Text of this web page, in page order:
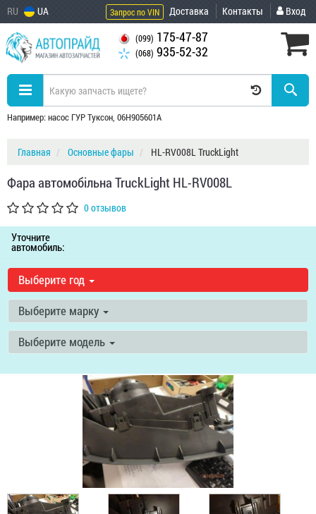
RU UA Запрос по VIN Доставка Контакты Вход
(099) 175-47-87
(068) 935-52-32
Например: насос ГУР Туксон, 06H905601A
Главная Основные фары HL-RV008L TruckLight
Фара автомобільна TruckLight HL-RV008L
0 отзывов
Уточните
автомобиль:
Выберите год
Выберите марку
Выберите модель